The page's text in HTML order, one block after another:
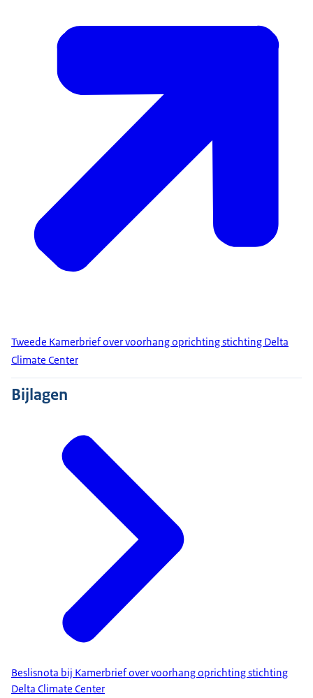
Tweede Kamerbrief over voorhang oprichting stichting Delta
Climate Center
Bijlagen
Beslisnota bij Kamerbrief over voorhang oprichting stichting
Delta Climate Center